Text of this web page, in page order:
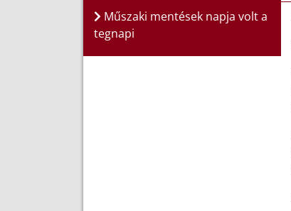
Műszaki mentések napja volt a
tegnapi